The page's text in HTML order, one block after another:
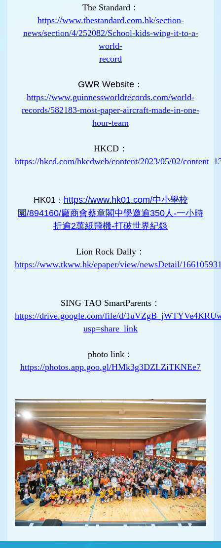
The Standard：
https://www.thestandard.com.hk/section-
news/section/4/252082/School-kids-wing-it-to-a-
world-
record
GWR Website：
https://www.guinnessworldrecords.com/world-
records/582183-most-paper-aircraft-made-in-one-
hour-team
HKCD：
https://hkcd.com/hkcdweb/content/2023/05/02/
HK01 ： https://www.hk01.com/中小學校
園/894160/廠商會蔡章閣中學邀逾350人-一小時
折逾2萬紙飛機-打破世界紀錄
Lion Rock Daily：
https://www.tkww.hk/epaper/view/newsDetail/
SING TAO SmartParents：
https://drive.google.com/file/d/
usp=share_link
photo link：
https://photos.app.goo.gl/HMk3g3DZLZiTKNEe7